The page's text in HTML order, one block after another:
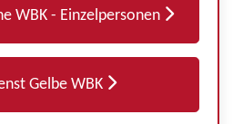
WBK - Einzelpersonen
Gelbe WBK